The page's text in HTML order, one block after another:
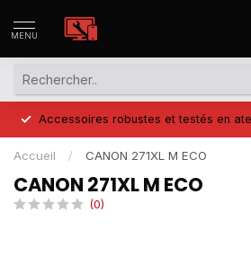
MENU
Accessoires robustes et testés en
Accueil / CANON 271XL M ECO
CANON 271XL M ECO
(0)